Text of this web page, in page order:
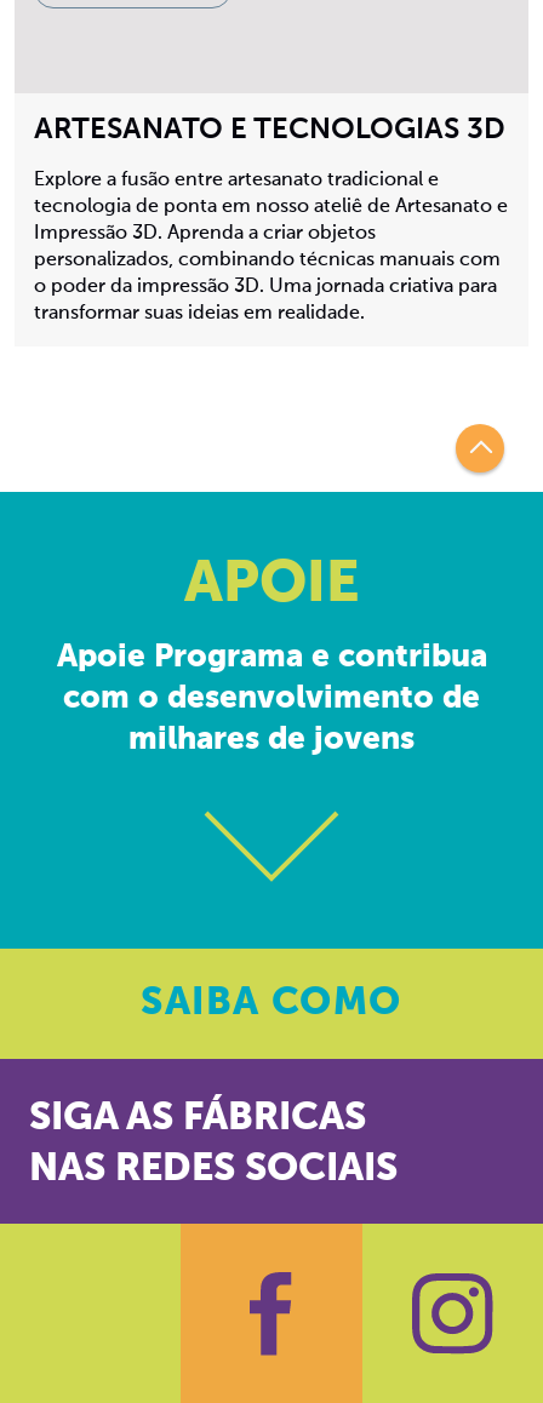
ARTESANATO E TECNOLOGIAS 3D
Explore a fusão entre artesanato tradicional e
tecnologia de ponta em nosso ateliê de Artesanato e
Impressão 3D. Aprenda a criar objetos
personalizados, combinando técnicas manuais com
o poder da impressão 3D. Uma jornada criativa para
transformar suas ideias em realidade.
APOIE
Apoie Programa e contribua
com o desenvolvimento de
milhares de jovens
SAIBA COMO
SIGA AS FÁBRICAS
NAS REDES SOCIAIS